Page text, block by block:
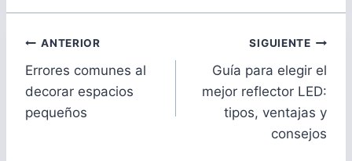
Navegación
de
entradas
ANTERIOR
Errores comunes al
decorar espacios
pequeños
SIGUIENTE
Guía para elegir el
mejor reflector LED:
tipos, ventajas y
consejos